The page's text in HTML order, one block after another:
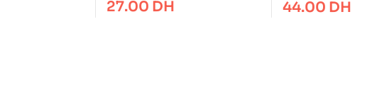
plastique
27.00 DH
Liner : 10/0
44.00 DH